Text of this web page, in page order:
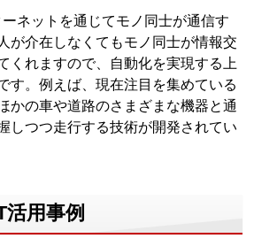
ネットを通じてモノ同士が通信す
が介在しなくてもモノ同士が情報交
くれますので、自動化を実現する上
す。例えば、現在注目を集めている
かの車や道路のさまざまな機器と通
しつつ走行する技術が開発されてい
活用事例